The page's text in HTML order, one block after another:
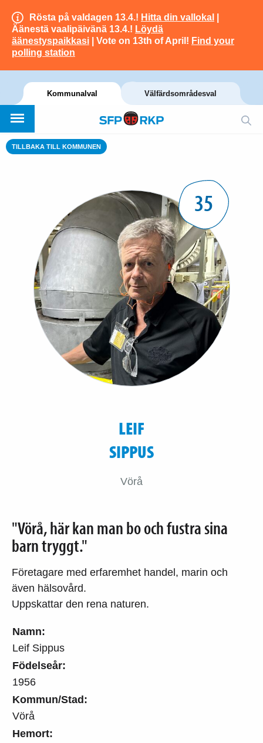
Rösta på valdagen 13.4.! Hitta din vallokal
Äänestä vaalipäivänä 13.4.! Löydä
äänestyspaikkasi | Vote on 13th of April! Find your
polling station
Kommunalval Välfärdsområdesval
TILLBAKA TILL KOMMUNEN
Namn:
Leif Sippus
Födelseår:
1956
Kommun/Stad:
Vörå
Hemort:
35
LEIF
SIPPUS
Vörå
"Vörå, här kan man bo och fustra sina
barn tryggt."
Företagare med erfaremhet handel, marin och
även hälsovård.
Uppskattar den rena naturen.